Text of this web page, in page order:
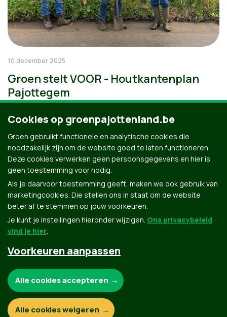
10 december 2025
Groen stelt VOOR - Houtkantenplan
Pajottegem
Groen.be
Contact Privacybeleid
Cookies op groenpajottenland.be
Groen gebruikt functionele en analytische cookies die
noodzakelijk zijn om de website goed te laten functioneren.
Deze cookies verwerken geen persoonsgegevens en hier is
geen toestemming voor nodig.
Als je daarvoor toestemming geeft, maken we ook gebruik van
marketingcookies. Die stellen ons in staat om de website
beter af te stemmen op jouw voorkeuren.
Je kunt je instellingen hieronder wijzigen. Ons privacybeleid
vind je hier.
Voorkeuren aanpassen
Functionele en analytische cookies:
Alle cookies accepteren
Alle cookies weigeren